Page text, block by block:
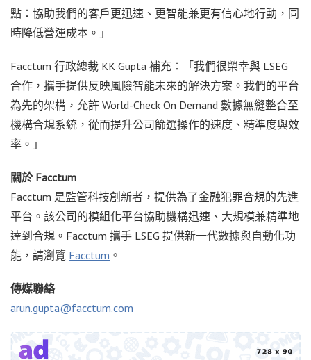
點：協助我們的客戶更迅速、更智能兼更有信心地行動，同
時降低營運成本。」
Facctum 行政總裁 KK Gupta 補充：「我們很榮幸與 LSEG
合作，攜手提供反映風險智能未來的解決方案。我們的平台
為先的架構，允許 World-Check On Demand 數據無縫整合至
機構合規系統，從而提升公司篩選操作的速度、精準度與效
率。」
關於 Facctum
Facctum 是監管科技創新者，提供為了金融犯罪合規的先進
平台。該公司的模組化平台協助機構迅速、大規模兼精準地
達到合規。Facctum 攜手 LSEG 提供新一代數據與自動化功
能，請瀏覽 Facctum 。
傳媒聯絡
arun.gupta@facctum.com